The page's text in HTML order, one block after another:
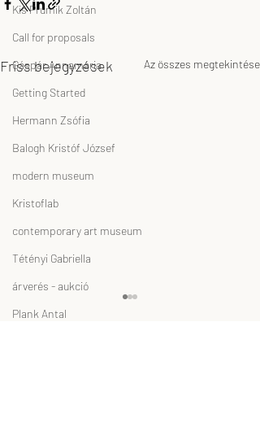
Kis Prumik Zoltán
Call for proposals
Gáspár Annamária
Getting Started
Hermann Zsófia
Balogh Kristóf József
modern museum
Kristoflab
contemporary art museum
Tétényi Gabriella
árverés - aukció
Plank Antal
Friss bejegyzések Az összes megtekintése